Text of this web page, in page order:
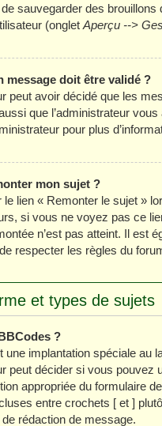
sauvegarder des
(onglet Aperçu -->
message doit être validé ?
peut avoir décidé que les
que l’administrateur
pour plus
mon sujet ?
le lien « Remonter le sujet »
si vous ne voyez pas ce
n’est pas atteint. Il est
respecter les règles du
et types de sujets
?
une implantation spéciale au
peut décider si vous
appropriée du formulaire
entre crochets [ et ]
rédaction de message.